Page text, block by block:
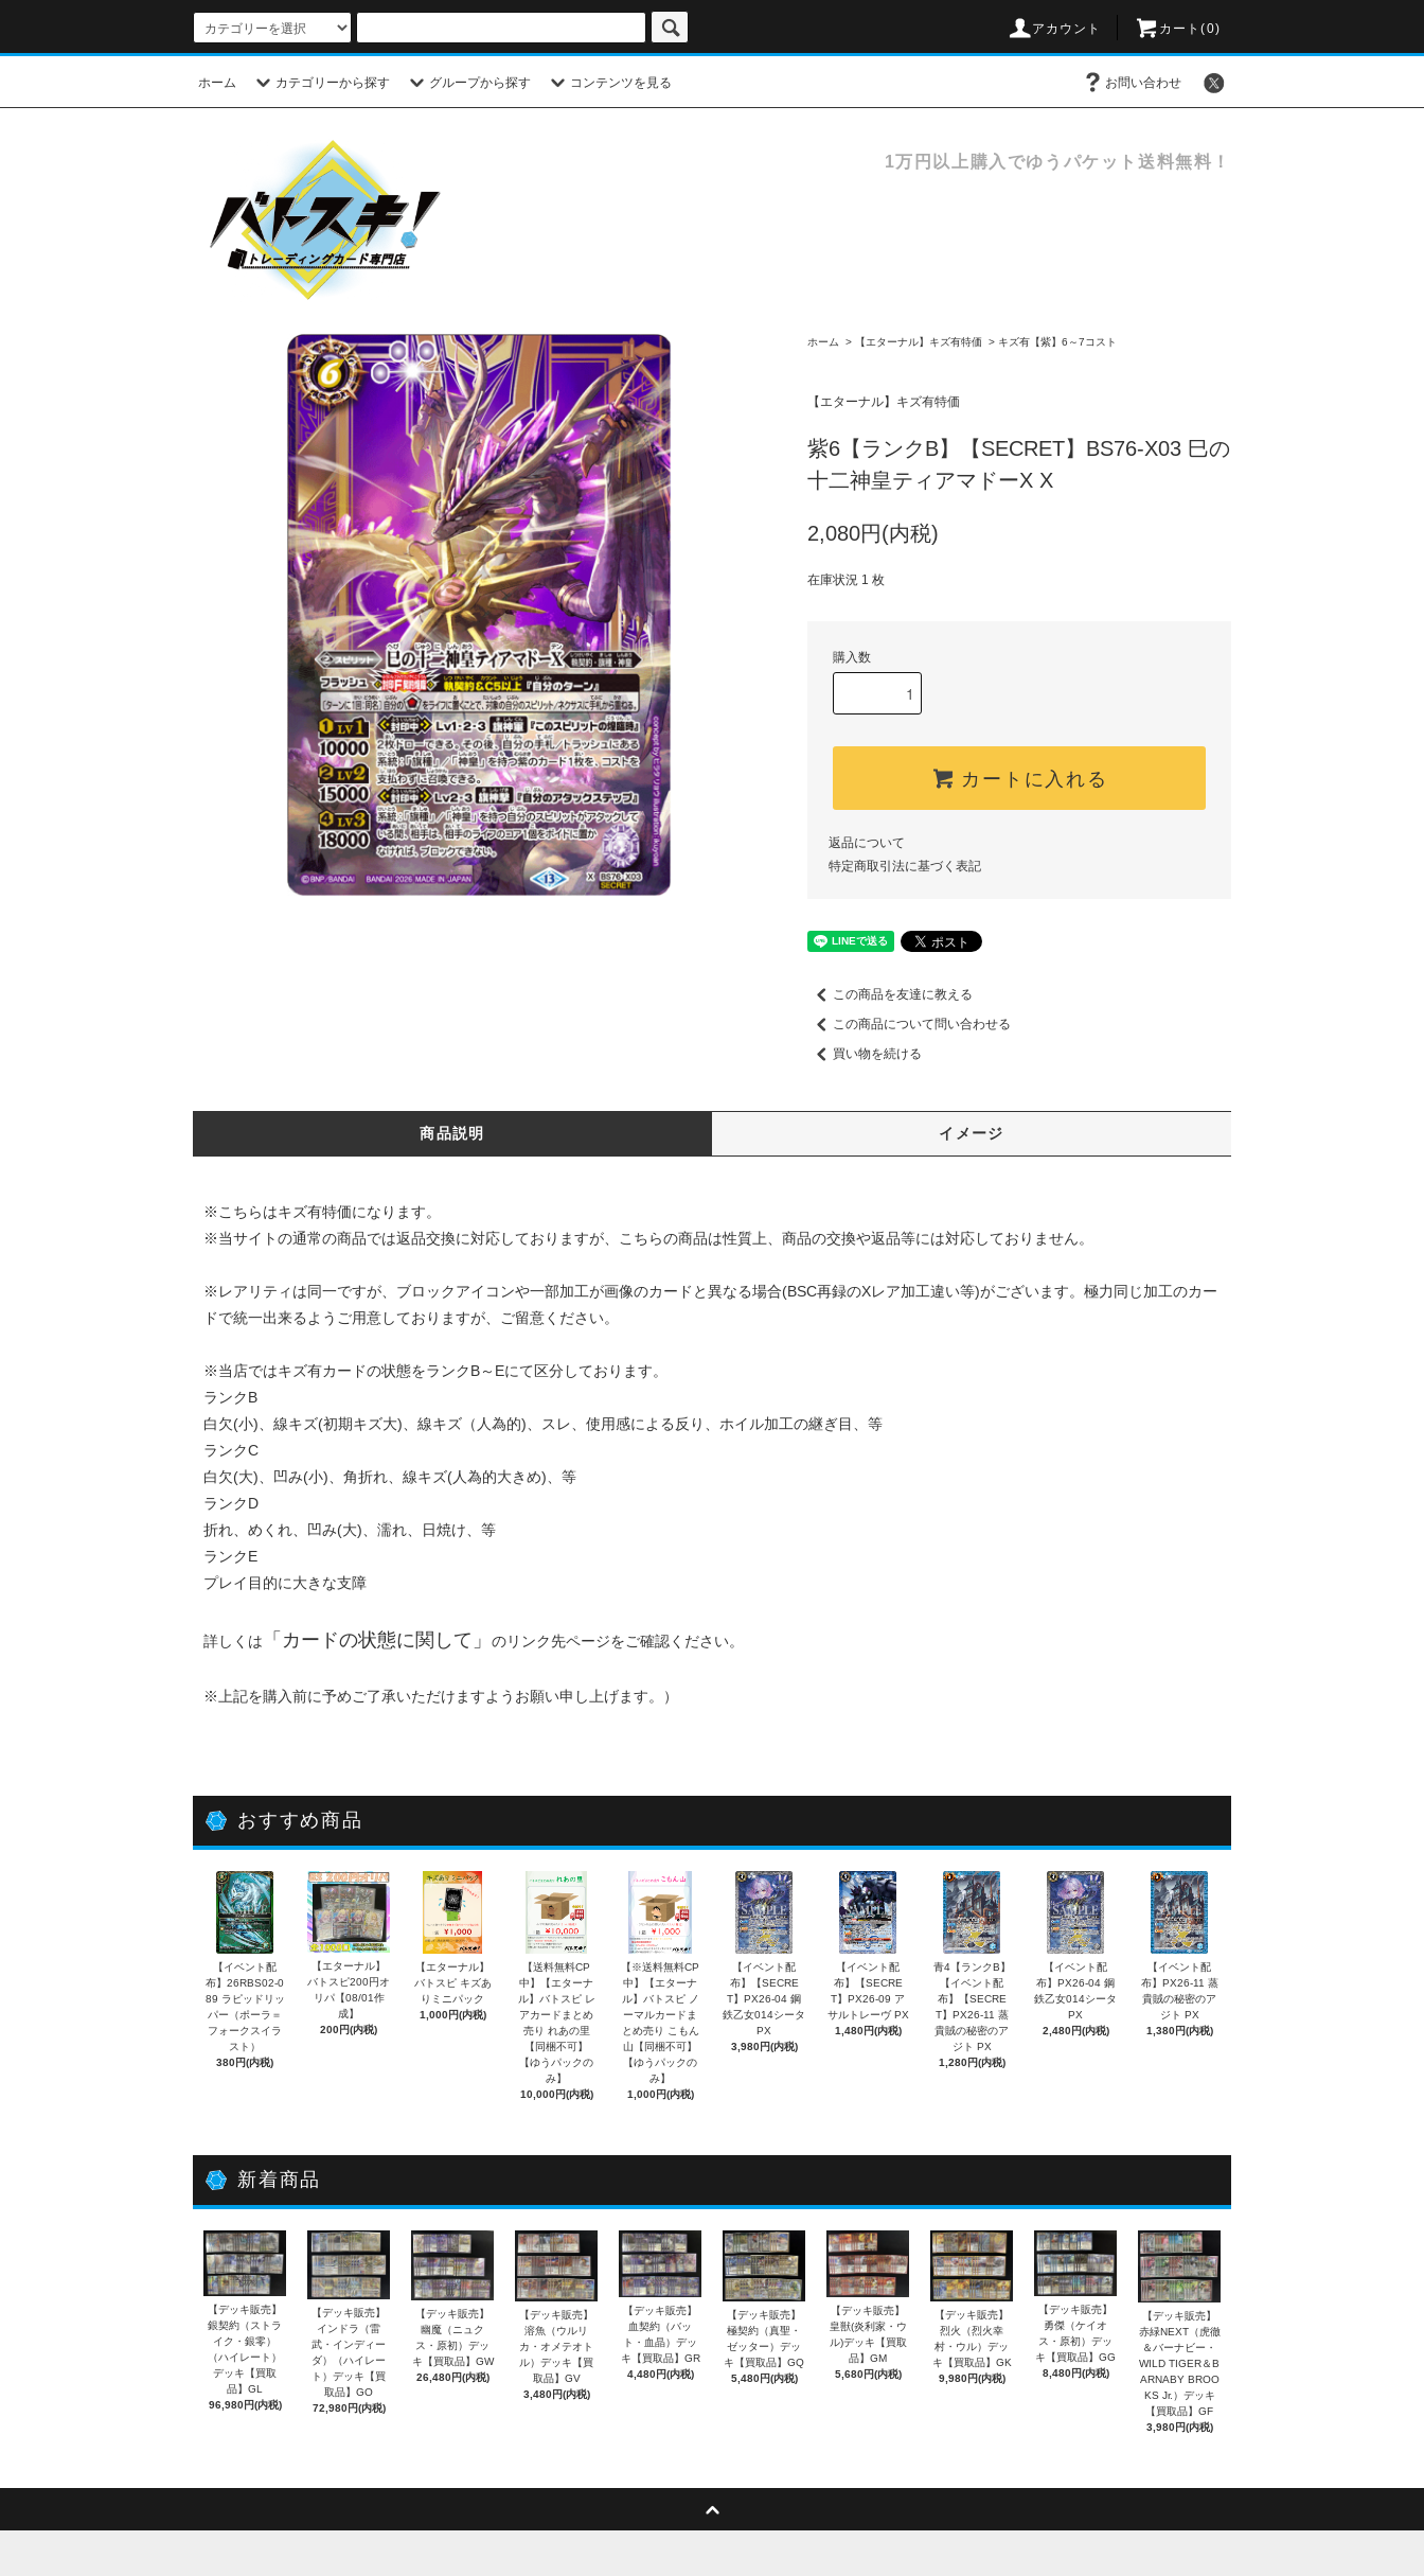
アカウント カート(0)
ホーム カテゴリーから探す グループから探す コンテンツを見る お問い合わせ
1万円以上購入でゆうパケット送料無料！
ホーム > 【エターナル】キズ有特価 > キズ有【紫】6～7コスト
【エターナル】キズ有特価
紫6【ランクB】【SECRET】BS76-X03 巳の
十二神皇ティアマドーX X
2,080円(内税)
在庫状況 1 枚
購入数
カートに入れる
返品について
特定商取引法に基づく表記
この商品を友達に教える
この商品について問い合わせる
買い物を続ける
商品説明 イメージ
※こちらはキズ有特価になります。
※当サイトの通常の商品では返品交換に対応しておりますが、こちらの商品は性質上、商品の交換や返品等には対応しておりません。
※レアリティは同一ですが、ブロックアイコンや一部加工が画像のカードと異なる場合(BSC再録のXレア加工違い等)がございます。極力同じ加工のカー
ドで統一出来るようご用意しておりますが、ご留意ください。
※当店ではキズ有カードの状態をランクB～Eにて区分しております。
ランクB
白欠(小)、線キズ(初期キズ大)、線キズ（人為的)、スレ、使用感による反り、ホイル加工の継ぎ目、等
ランクC
白欠(大)、凹み(小)、角折れ、線キズ(人為的大きめ)、等
ランクD
折れ、めくれ、凹み(大)、濡れ、日焼け、等
ランクE
プレイ目的に大きな支障
詳しくは 「 カードの状態に関して 」 のリンク先ページをご確認ください。
※上記を購入前に予めご了承いただけますようお願い申し上げます。）
おすすめ商品
【イベント配
布】26RBS02-0
89 ラピッドリッ
パー（ポーラ＝
フォークスイラ
スト）
380円(内税)
【エターナル】
バトスピ200円オ
リパ【08/01作
成】
200円(内税)
【エターナル】
バトスピ キズあ
りミニパック
1,000円(内税)
【送料無料CP
中】【エターナ
ル】バトスピ レ
アカードまとめ
売り れあの里
【同梱不可】
【ゆうパックの
み】
10,000円(内税)
【※送料無料CP
中】【エターナ
ル】バトスピ ノ
ーマルカードま
とめ売り こもん
山【同梱不可】
【ゆうパックの
み】
1,000円(内税)
【イベント配
布】【SECRE
T】PX26-04 鋼
鉄乙女014シータ
PX
3,980円(内税)
【イベント配
布】【SECRE
T】PX26-09 ア
サルトレーヴ PX
1,480円(内税)
青4【ランクB】
【イベント配
布】【SECRE
T】PX26-11 蒸
貴賊の秘密のア
ジト PX
1,280円(内税)
【イベント配
布】PX26-04 鋼
鉄乙女014シータ
PX
2,480円(内税)
【イベント配
布】PX26-11 蒸
貴賊の秘密のア
ジト PX
1,380円(内税)
新着商品
【デッキ販売】
銀契約（ストラ
イク・銀零）
（ハイレート）
デッキ【買取
品】GL
96,980円(内税)
【デッキ販売】
インドラ（雷
武・インディー
ダ）（ハイレー
ト）デッキ【買
取品】GO
72,980円(内税)
【デッキ販売】
幽魔（ニュク
ス・原初）デッ
キ【買取品】GW
26,480円(内税)
【デッキ販売】
溶魚（ウルリ
カ・オメテオト
ル）デッキ【買
取品】GV
3,480円(内税)
【デッキ販売】
血契約（バッ
ト・血晶）デッ
キ【買取品】GR
4,480円(内税)
【デッキ販売】
極契約（真聖・
ゼッター）デッ
キ【買取品】GQ
5,480円(内税)
【デッキ販売】
皇獣(炎利家・ウ
ル)デッキ【買取
品】GM
5,680円(内税)
【デッキ販売】
烈火（烈火幸
村・ウル）デッ
キ【買取品】GK
9,980円(内税)
【デッキ販売】
勇傑（ケイオ
ス・原初）デッ
キ【買取品】GG
8,480円(内税)
【デッキ販売】
赤緑NEXT（虎徹
＆バーナビー・
WILD TIGER＆B
ARNABY BROO
KS Jr.）デッキ
【買取品】GF
3,980円(内税)